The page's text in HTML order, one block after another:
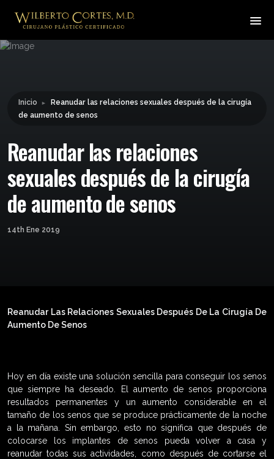
Leyendo: Reanudar las relaciones
sexuales después de la
Inicio ►
Reanudar las relaciones sexuales después de la cirugía
de aumento de senos
Reanudar las relaciones
sexuales después de la cirugía
de aumento de senos
14th Ene 2019
Reanudar Las Relaciones Sexuales Después De La Cirugía De
Aumento De Senos
Hoy en día existe una solución sencilla para conseguir los senos
que siempre ha deseado. El aumento de senos proporciona
resultados permanentes y un aumento considerable en el
tamaño de los senos que se produce prácticamente de la noche
a la mañana. Sin embargo, esto no significa que después de
colocarse los implantes de senos pueda volver a casa y
reanudar todas sus actividades, como después de cortarse el